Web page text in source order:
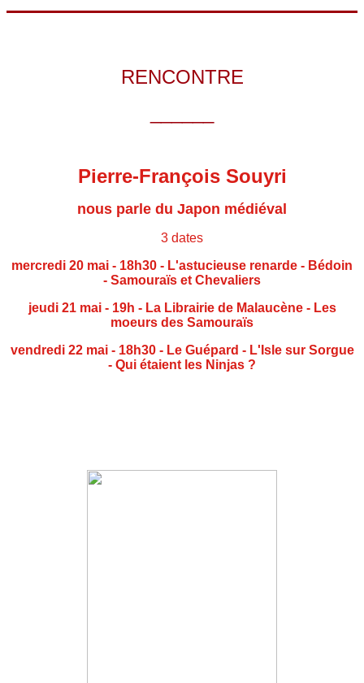
RENCONTRE
Pierre-François Souyri
nous parle du Japon médiéval
3 dates
mercredi 20 mai - 18h30 - L'astucieuse renarde - Bédoin
- Samouraïs et Chevaliers
jeudi 21 mai - 19h - La Librairie de Malaucène - Les
moeurs des Samouraïs
vendredi 22 mai - 18h30 - Le Guépard - L'Isle sur Sorgue
- Qui étaient les Ninjas ?